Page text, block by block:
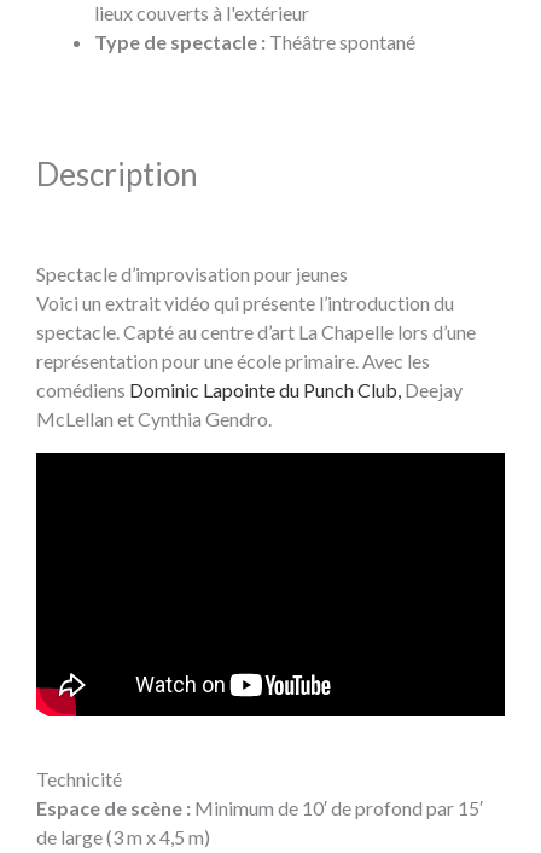
lieux couverts à l'extérieur
Type de spectacle : Théâtre spontané
Description
Spectacle d’improvisation pour jeunes
Voici un extrait vidéo qui présente l’introduction du
spectacle. Capté au centre d’art La Chapelle lors d’une
représentation pour une école primaire. Avec les
comédiens Dominic Lapointe du Punch Club, Deejay
McLellan et Cynthia Gendro.
Technicité
Espace de scène : Minimum de 10′ de profond par 15′
de large (3 m x 4,5 m)